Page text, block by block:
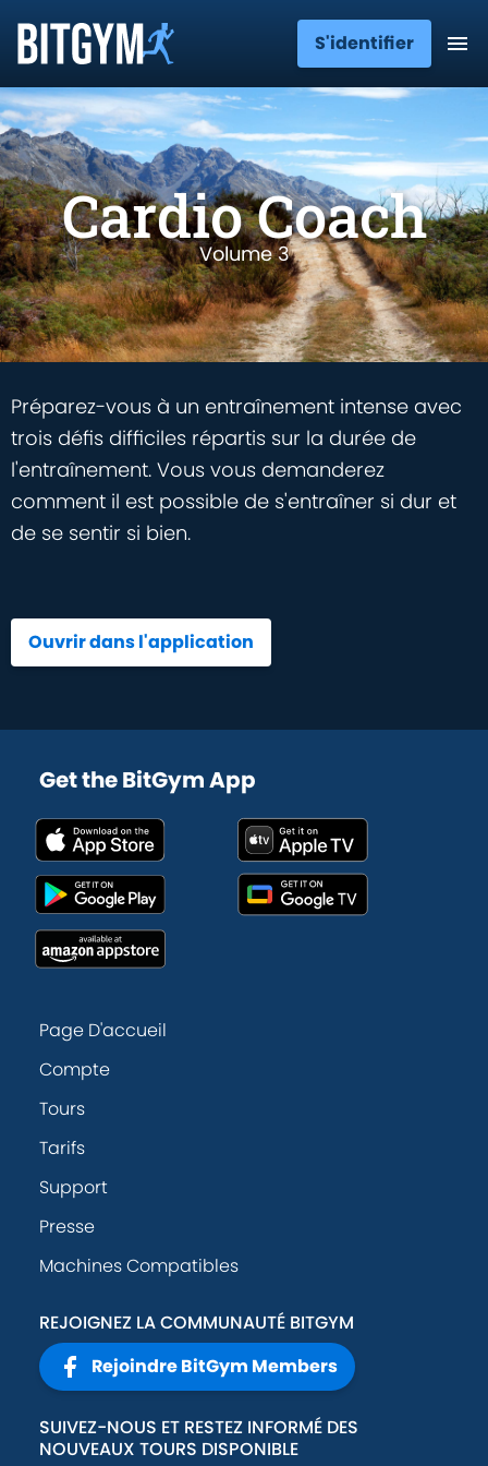
S'identifier
Cardio Coach
Volume 3
Préparez-vous à un entraînement intense avec
trois défis difficiles répartis sur la durée de
l'entraînement. Vous vous demanderez
comment il est possible de s'entraîner si dur et
de se sentir si bien.
Ouvrir dans l'application
Get the BitGym App
Page D'accueil
Compte
Tours
Tarifs
Support
Presse
Machines Compatibles
REJOIGNEZ LA COMMUNAUTÉ BITGYM
Rejoindre BitGym Members
SUIVEZ-NOUS ET RESTEZ INFORMÉ DES
NOUVEAUX TOURS DISPONIBLE